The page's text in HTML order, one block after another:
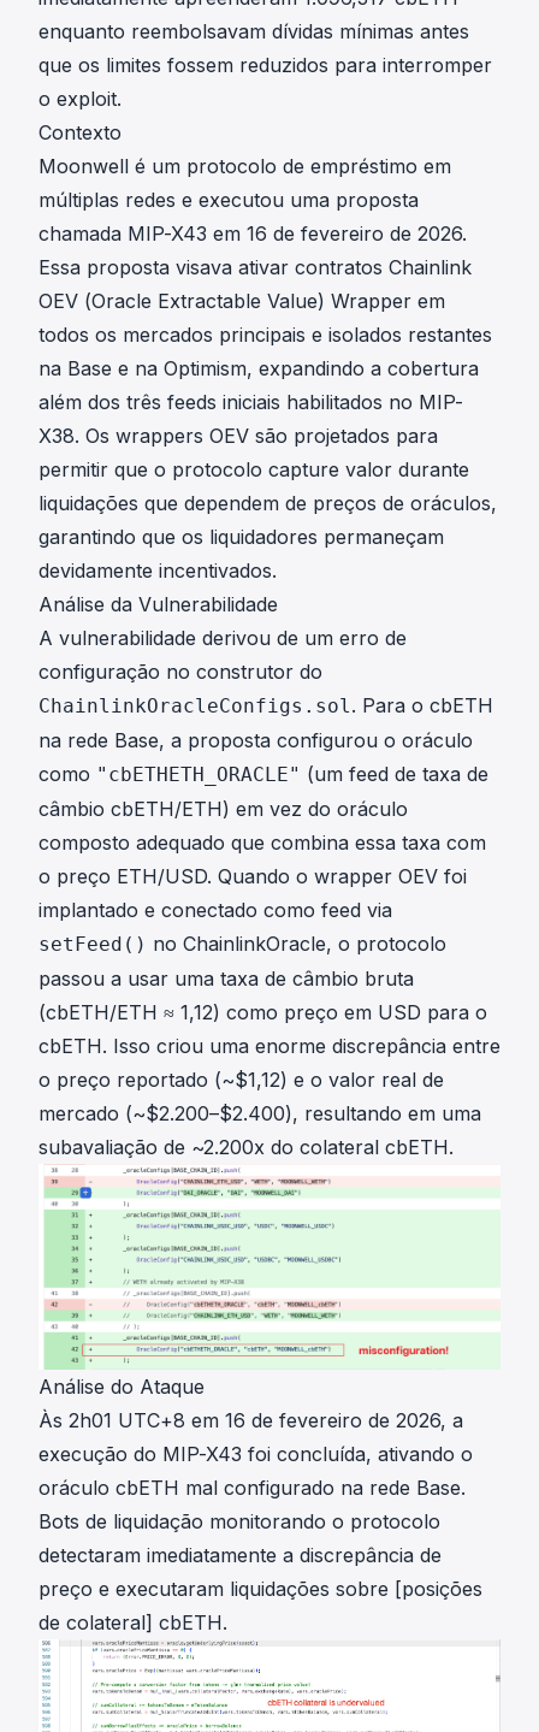
enquanto reembolsavam dívidas mínimas antes
que os limites fossem reduzidos para interromper
o exploit.
Contexto
Moonwell é um protocolo de empréstimo em
múltiplas redes e executou uma proposta
chamada MIP-X43 em 16 de fevereiro de 2026.
Essa proposta visava ativar contratos Chainlink
OEV (Oracle Extractable Value) Wrapper em
todos os mercados principais e isolados restantes
na Base e na Optimism, expandindo a cobertura
além dos três feeds iniciais habilitados no MIP-
X38. Os wrappers OEV são projetados para
permitir que o protocolo capture valor durante
liquidações que dependem de preços de oráculos,
garantindo que os liquidadores permaneçam
devidamente incentivados.
Análise da Vulnerabilidade
A vulnerabilidade derivou de um erro de
configuração no construtor do
ChainlinkOracleConfigs.sol. Para o cbETH
na rede Base, a proposta configurou o oráculo
como "cbETHETH_ORACLE" (um feed de taxa de
câmbio cbETH/ETH) em vez do oráculo
composto adequado que combina essa taxa com
o preço ETH/USD. Quando o wrapper OEV foi
implantado e conectado como feed via
setFeed() no ChainlinkOracle, o protocolo
passou a usar uma taxa de câmbio bruta
(cbETH/ETH ≈ 1,12) como preço em USD para o
cbETH. Isso criou uma enorme discrepância entre
o preço reportado (~$1,12) e o valor real de
mercado (~$2.200–$2.400), resultando em uma
subavaliação de ~2.200x do colateral cbETH.
Análise do Ataque
Às 2h01 UTC+8 em 16 de fevereiro de 2026, a
execução do MIP-X43 foi concluída, ativando o
oráculo cbETH mal configurado na rede Base.
Bots de liquidação monitorando o protocolo
detectaram imediatamente a discrepância de
preço e executaram liquidações sobre [posições
de colateral] cbETH.